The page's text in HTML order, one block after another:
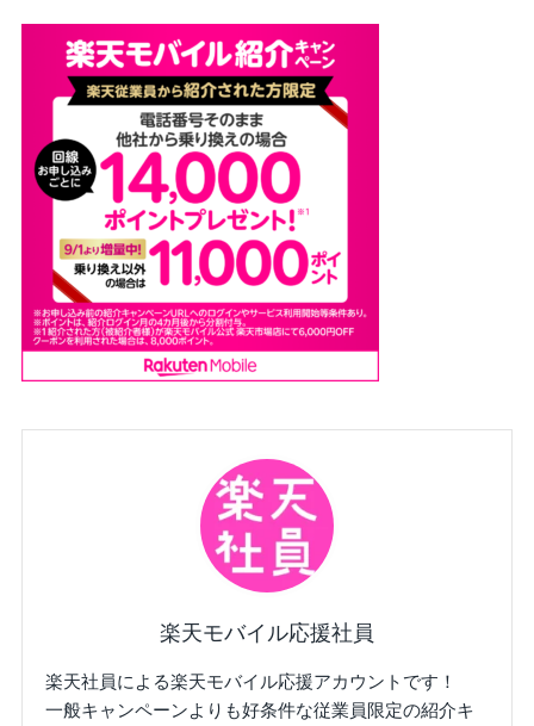
楽天モバイル応援社員
楽天社員による楽天モバイル応援アカウントです！
一般キャンペーンよりも好条件な従業員限定の紹介キ